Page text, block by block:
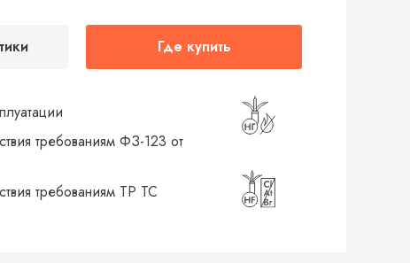
Где купить
требованиям ФЗ-123 от
требованиям ТР ТС